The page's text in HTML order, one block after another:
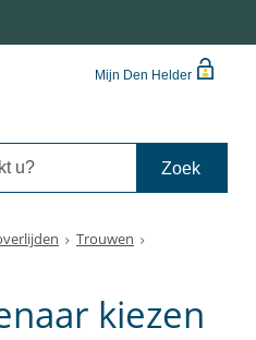
Mijn Den Helder
Trouwen
kiezen